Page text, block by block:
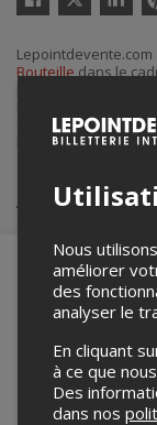
Bouteilledans le
Pour plus
contacter
lvbjake@gmail.com.
Achat de
Merci de
Nous
améliorer
des
analyser le
En cliquant
à ce que
Des
dans nos